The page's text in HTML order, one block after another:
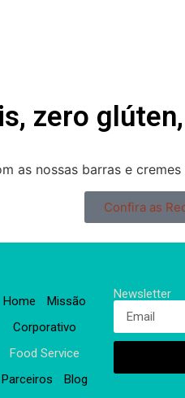
zero
as nossas barras e
Confira as
Home
Missão
Corporativo
Food Service
Parceiros
Blog
Newsletter